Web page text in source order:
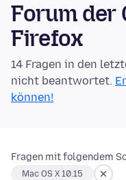
Forum der
Firefox
14 Fragen in den
nicht beantwortet.
können!
Fragen mit folgendem
Mac OS X 10.15